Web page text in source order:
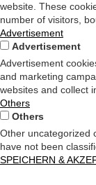
website. These
number of visitors,
Advertisement
Advertisement
Advertisement
and marketing
websites and collect
Others
Others
Other uncategorized
have not been
SPEICHERN &